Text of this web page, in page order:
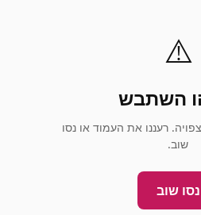
⚠️
השתבש
רעננו את העמוד או נסו
שוב.
נסו שוב